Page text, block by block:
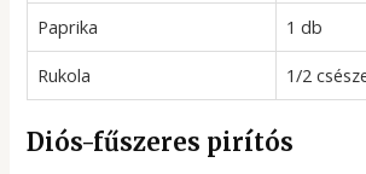
Paprika
1 db
Rukola
1/2
Diós-fűszeres pirítós